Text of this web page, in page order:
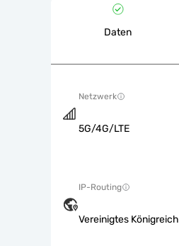
Daten
Netzwerk
5G/4G/LTE
IP-Routing
Vereinigtes Königreich